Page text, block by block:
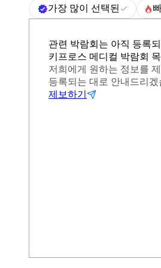
가장 많이 선택된
관련 박람회는 아직 등록
키프로스 메디컬 박람회
저희에게 원하는 정보를
등록되는 대로 안내드리겠
제보하기